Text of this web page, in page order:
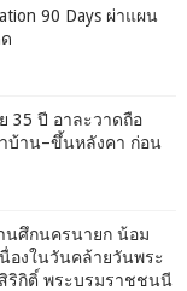
90 Days ผ่าแผน
35 ปี อาละวาดถือ
บ้าน–ขึ้นหลังคา ก่อน
นศึกนครนายก น้อม
องในวันคล้ายวันพระ
ริกิติ์ พระบรมราชชนนี